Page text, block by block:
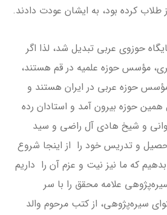
کرده بود، به ایشان عودت دادند.
حوزوی عربی تبدیل شد، لذا اگر
مؤسس حوزه علمیه در قم هستند،
حوزه عربی در ایران هستند و
حوزه بیرون آمد و استادان رده
و شیخ هادی آل راضی و سید
و تدریس خود را از اینجا شروع
بدهیم که ما نیز نیت و عزم آن را داریم
علامه محقق را با سر
سیره‌پژوهی، از کتب مرحوم‌ والد